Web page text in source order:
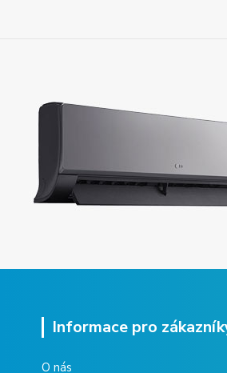
Informace pro
O nás